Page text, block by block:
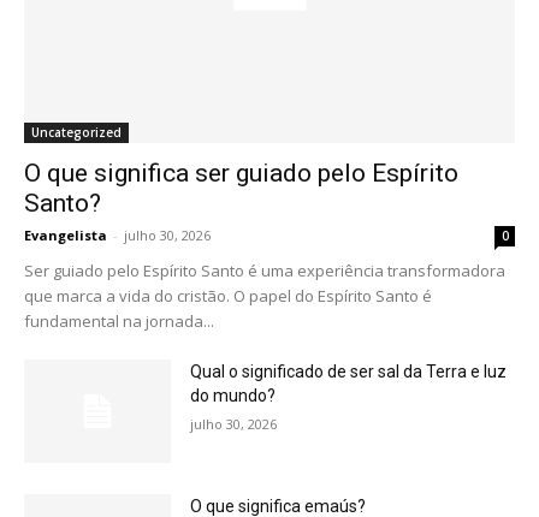
Uncategorized
O que significa ser guiado pelo Espírito
Santo?
Evangelista - julho 30, 2026 0
Ser guiado pelo Espírito Santo é uma experiência transformadora
que marca a vida do cristão. O papel do Espírito Santo é
fundamental na jornada...
Qual o significado de ser sal da Terra e luz
do mundo?
julho 30, 2026
O que significa emaús?